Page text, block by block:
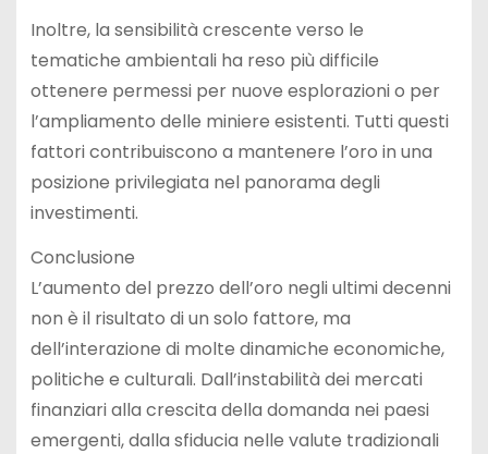
Inoltre, la sensibilità crescente verso le
tematiche ambientali ha reso più difficile
ottenere permessi per nuove esplorazioni o per
l’ampliamento delle miniere esistenti. Tutti questi
fattori contribuiscono a mantenere l’oro in una
posizione privilegiata nel panorama degli
investimenti.
Conclusione
L’aumento del prezzo dell’oro negli ultimi decenni
non è il risultato di un solo fattore, ma
dell’interazione di molte dinamiche economiche,
politiche e culturali. Dall’instabilità dei mercati
finanziari alla crescita della domanda nei paesi
emergenti, dalla sfiducia nelle valute tradizionali